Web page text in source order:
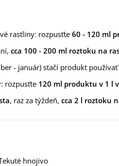
rastliny: rozpusťte 60 - 120 ml
cca 100 - 200 ml roztoku na
- január) stačí produkt používať
rozpusťte 120 ml produktu v 1 l
, raz za týždeň, cca 2 l roztoku
hnojivo